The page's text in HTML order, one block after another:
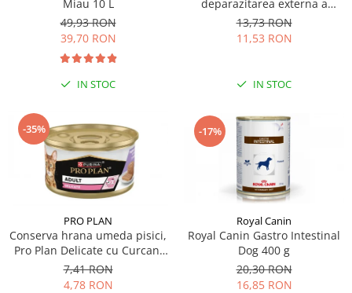
Miau 10 L
49,93 RON
39,70 RON
IN STOC
deparazitarea externa a
gainilor si adaposturilor 10 ml
13,73 RON
11,53 RON
IN STOC
-35%
PRO PLAN
Conserva hrana umeda pisici,
Pro Plan Delicate cu Curcan,
85 g
7,41 RON
4,78 RON
-17%
Royal Canin
Royal Canin Gastro Intestinal
Dog 400 g
20,30 RON
16,85 RON